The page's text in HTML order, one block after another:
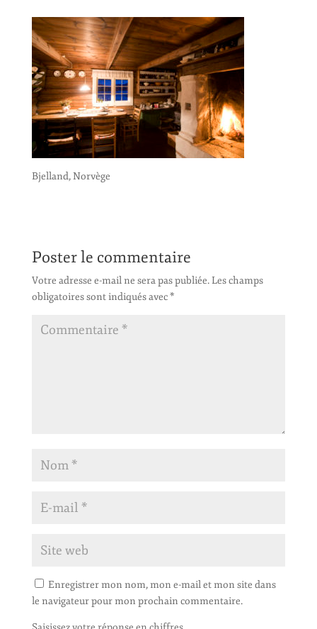
Bjelland, Norvège
Poster le commentaire
Votre adresse e-mail ne sera pas publiée.Les champs
obligatoires sont indiqués avec*
Enregistrer mon nom, mon e-mail et mon site dans
le navigateur pour mon prochain commentaire.